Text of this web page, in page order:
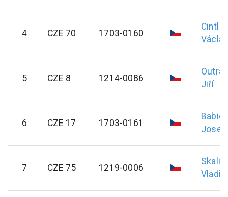
4 CZE 70 1703-0160
Cintl
Václav
5 CZE 8 1214-0086
Jiří
6 CZE 17 1703-0161
Josef
7 CZE 75 1219-0006